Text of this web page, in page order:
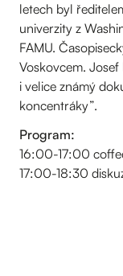
letech byl
univerzity z
FAMU.
Voskovcem.
i velice známý
koncentráky”.
Program:
16:00-17:00
17:00-18:30